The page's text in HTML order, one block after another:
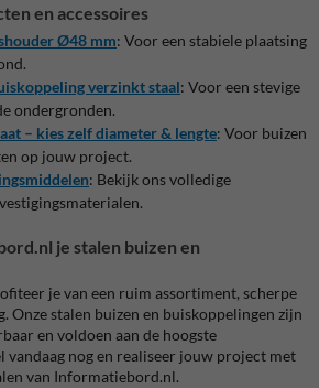
en accessoires
Ø48 mm: Voor een stabiele plaatsing
verzinkt staal: Voor een stevige
ondergronden.
– kies zelf diameter & lengte: Voor buizen
op jouw project.
: Bekijk ons volledige
je stalen buizen en
je van een ruim assortiment, scherpe
Onze stalen buizen en buiskoppelingen zijn
en voldoen aan de hoogste
vandaag nog en realiseer jouw project met
van Informatiebord.nl.